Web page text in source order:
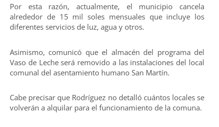
Por esta razón, actualmente, el municipio cancela
alrededor de 15 mil soles mensuales que incluye los
diferentes servicios de luz, agua y otros.
Asimismo, comunicó que el almacén del programa del
Vaso de Leche será removido a las instalaciones del local
comunal del asentamiento humano San Martín.
Cabe precisar que Rodríguez no detalló cuántos locales se
volverán a alquilar para el funcionamiento de la comuna.